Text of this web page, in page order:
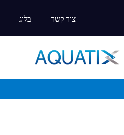
צור קשר בלוג